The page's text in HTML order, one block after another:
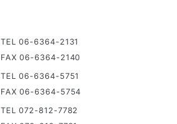
TEL 06-6364-2131
FAX 06-6364-2140
TEL 06-6364-5751
FAX 06-6364-5754
TEL 072-812-7782